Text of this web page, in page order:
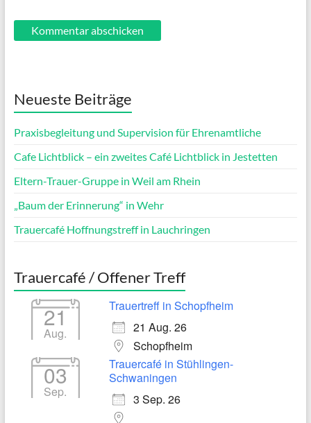
Neueste Beiträge
Praxisbegleitung und Supervision für Ehrenamtliche
Cafe Lichtblick – ein zweites Café Lichtblick in Jestetten
Eltern-Trauer-Gruppe in Weil am Rhein
„Baum der Erinnerung“ in Wehr
Trauercafé Hoffnungstreff in Lauchringen
Trauercafé / Offener Treff
21
Aug.
Trauertreff in Schopfheim
21 Aug. 26
Schopfheim
03
Sep.
Trauercafé in Stühlingen-
Schwaningen
3 Sep. 26